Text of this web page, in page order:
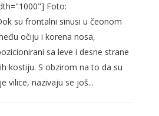
Foto:
su frontalni sinusi u čeonom
očiju i korena nosa,
sa leve i desne strane
kostiju. S obzirom na to da su
vilice, nazivaju se još...